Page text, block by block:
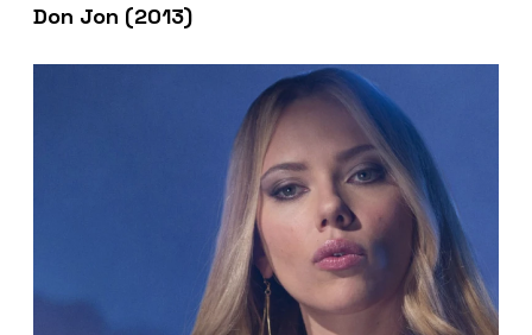
Don Jon (2013)